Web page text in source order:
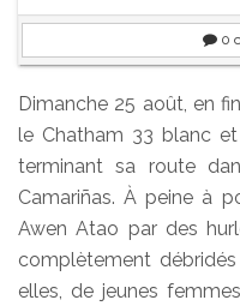
0
Dimanche 25 août, en
le Chatham 33 blanc
terminant sa route
Camariñas. À peine à
Awen Atao par des
complètement
elles, de jeunes